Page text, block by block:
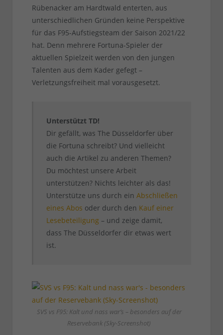
Rübenacker am Hardtwald enterten, aus
unterschiedlichen Gründen keine Perspektive
für das F95-Aufstiegsteam der Saison 2021/22
hat. Denn mehrere Fortuna-Spieler der
aktuellen Spielzeit werden von den jungen
Talenten aus dem Kader gefegt –
Verletzungsfreiheit mal vorausgesetzt.
Unterstützt TD!
Dir gefällt, was The Düsseldorfer über
die Fortuna schreibt? Und vielleicht
auch die Artikel zu anderen Themen?
Du möchtest unsere Arbeit
unterstützen? Nichts leichter als das!
Unterstütze uns durch ein Abschließen
eines Abos oder durch den Kauf einer
Lesebeteiligung – und zeige damit,
dass The Düsseldorfer dir etwas wert
ist.
SVS vs F95: Kalt und nass war’s – besonders auf der
Reservebank (Sky-Screenshot)